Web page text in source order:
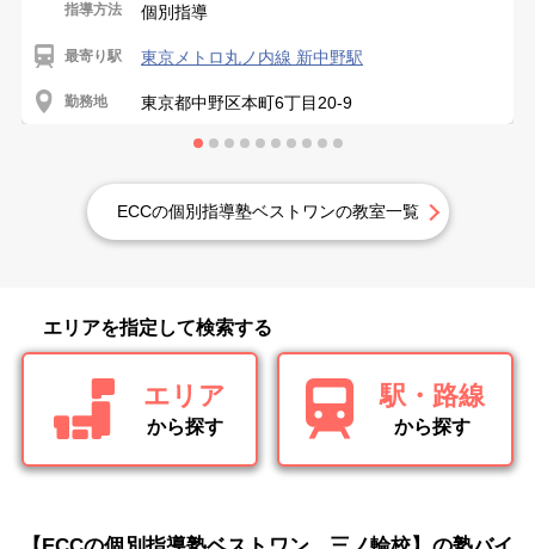
指導方法 個別指導
最寄り駅 東京メトロ丸ノ内線 新中野駅
勤務地 東京都中野区本町6丁目20-9
ECCの個別指導塾ベストワンの教室一覧
エリアを指定して検索する
エリア
から探す
駅・路線
から探す